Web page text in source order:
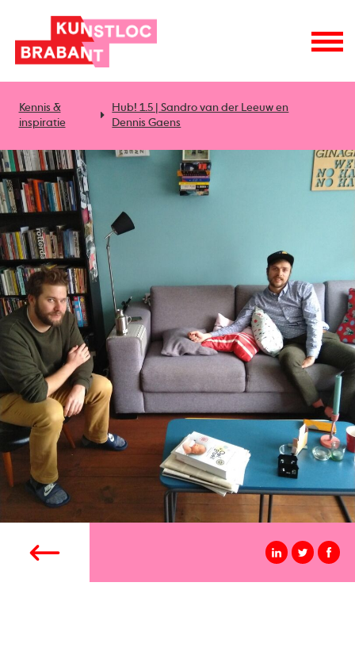
Kennis &
inspiratie
Hub! 1.5 | Sandro van der Leeuw en
Dennis Gaens